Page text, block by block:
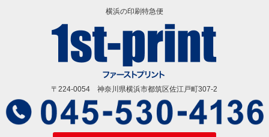
横浜の印刷特急便
〒224-0054 神奈川県横浜市都筑区佐江戸町307-2